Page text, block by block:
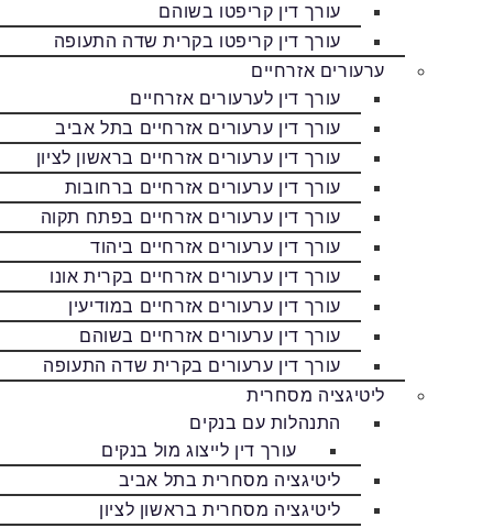
עורך דין קריפטו בשוהם
עורך דין קריפטו בקרית שדה התעופה
ערעורים אזרחיים
עורך דין לערעורים אזרחיים
עורך דין ערעורים אזרחיים בתל אביב
עורך דין ערעורים אזרחיים בראשון לציון
עורך דין ערעורים אזרחיים ברחובות
עורך דין ערעורים אזרחיים בפתח תקוה
עורך דין ערעורים אזרחיים ביהוד
עורך דין ערעורים אזרחיים בקרית אונו
עורך דין ערעורים אזרחיים במודיעין
עורך דין ערעורים אזרחיים בשוהם
עורך דין ערעורים בקרית שדה התעופה
ליטיגציה מסחרית
התנהלות עם בנקים
עורך דין לייצוג מול בנקים
ליטיגציה מסחרית בתל אביב
ליטיגציה מסחרית בראשון לציון